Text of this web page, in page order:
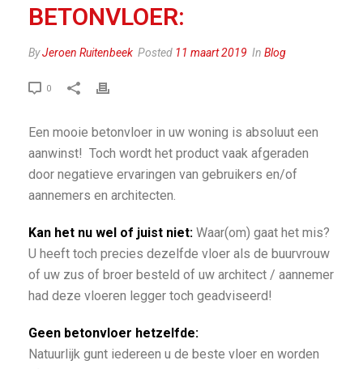
BETONVLOER:
ByJeroen Ruitenbeek Posted 11 maart 2019 In Blog
0
Een mooie betonvloer in uw woning is absoluut een
aanwinst! Toch wordt het product vaak afgeraden
door negatieve ervaringen van gebruikers en/of
aannemers en architecten.
Kan het nu wel of juist niet: Waar(om) gaat het mis?
U heeft toch precies dezelfde vloer als de buurvrouw
of uw zus of broer besteld of uw architect / aannemer
had deze vloeren legger toch geadviseerd!
Geen betonvloer hetzelfde:
Natuurlijk gunt iedereen u de beste vloer en worden